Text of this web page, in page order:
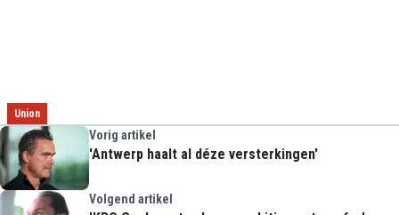
Union
Vorig artikel
'Antwerp haalt al déze versterkingen'
Volgend artikel